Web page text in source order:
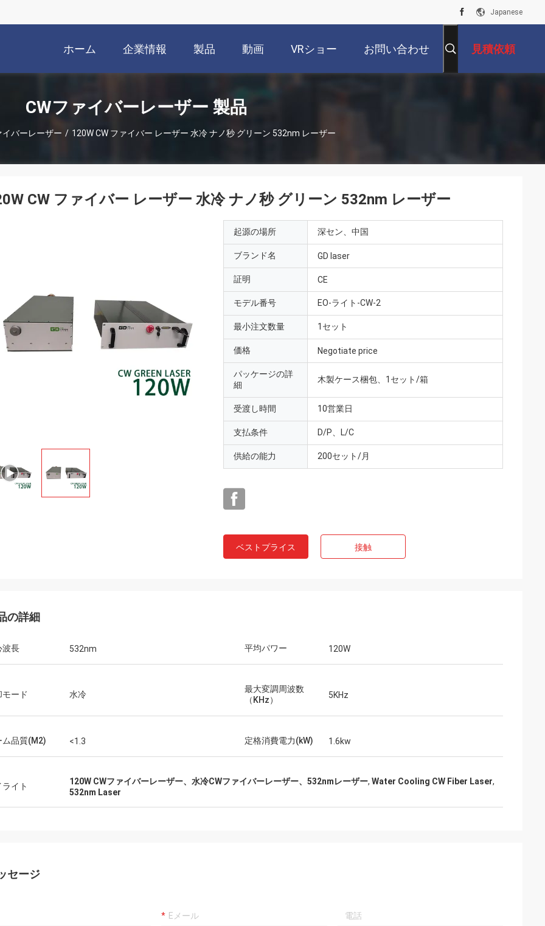
Japanese
ホーム 企業情報 製品 動画 VRショー お問い合わせ 見積依頼
CWファイバーレーザー 製品
イバーレーザー / 120W CW ファイバー レーザー 水冷 ナノ秒 グリーン 532nm レーザー
CW ファイバー レーザー 水冷 ナノ秒 グリーン 532nm レーザー
起源の場所 深セン、中国
ブランド名 GD laser
証明 CE
モデル番号 EO-ライト-CW-2
最小注文数量 1セット
価格 Negotiate price
パッケージの詳
細
木製ケース梱包、1セット/箱
受渡し時間 10営業日
支払条件 D/P、L/C
供給の能力 200セット/月
ベストプライス 接触
の詳細
波長 532nm 平均パワー 120W
モード 水冷
最大変調周波数
（KHz）
5KHz
ム品質(M2) <1.3 定格消費電力(kW) 1.6kw
イト 120W CWファイバーレーザー、水冷CWファイバーレーザー、532nmレーザー, Water Cooling CW Fiber Laser,
532nm Laser
セージ